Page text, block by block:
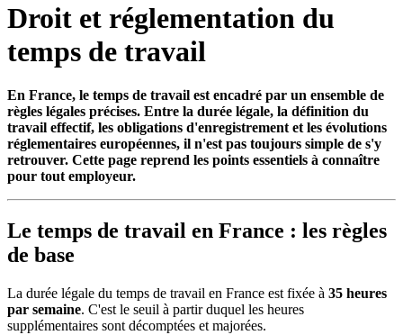
Droit et réglementation du
temps de travail
En France, le temps de travail est encadré par un ensemble de
règles légales précises. Entre la durée légale, la définition du
travail effectif, les obligations d'enregistrement et les évolutions
réglementaires européennes, il n'est pas toujours simple de s'y
retrouver. Cette page reprend les points essentiels à connaître
pour tout employeur.
Le temps de travail en France : les règles
de base
La durée légale du temps de travail en France est fixée à 35 heures
par semaine. C'est le seuil à partir duquel les heures
supplémentaires sont décomptées et majorées.